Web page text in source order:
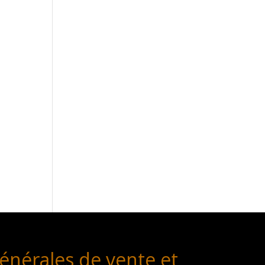
de vente et